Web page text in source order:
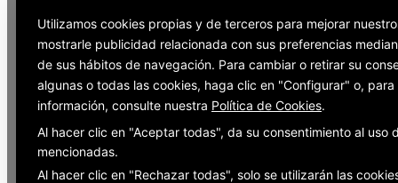
Utilizamos cookies propias y de terceros para mejorar
mostrarle publicidad relacionada con sus preferencias
de sus hábitos de navegación. Para cambiar o retirar su
algunas o todas las cookies, haga clic en "Configurar" o, para
información, consulte nuestra Política de Cookies.
Al hacer clic en "Aceptar todas", da su consentimiento al uso
mencionadas.
Al hacer clic en "Rechazar todas", solo se utilizarán las